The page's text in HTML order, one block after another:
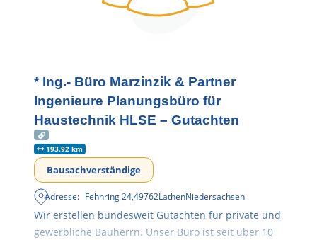
* Ing.- Büro Marzinzik & Partner
Ingenieure Planungsbüro für
Haustechnik HLSE – Gutachten
193.92 km
Bausachverständige
Adresse: Fehnring 24,49762LathenNiedersachsen
Wir erstellen bundesweit Gutachten für private und
gewerbliche Bauherrn. Unser Büro ist seit über 10